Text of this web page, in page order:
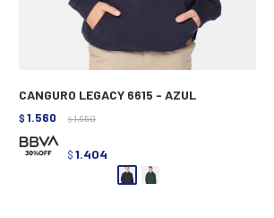
CANGURO LEGACY 6615 - AZUL
$ 1.560 $ 1.950
$ 1.404